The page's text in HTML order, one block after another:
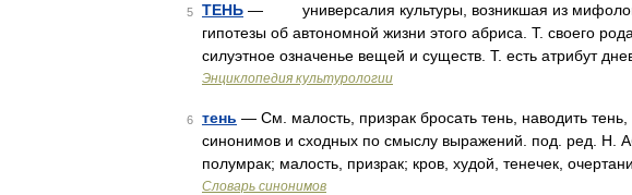
5 ТЕНЬ — универсалия культуры, возникшая из
гипотезы об автономной жизни этого абриса. Т. своего
силуэтное означенье вещей и существ. Т. есть атрибут
Энциклопедия культурологии
6 тень — См. малость, призрак бросать тень, наводить
синонимов и сходных по смыслу выражений. под. ред. Н.
полумрак; малость, призрак; кров, худой, тенечек,
Словарь синонимов